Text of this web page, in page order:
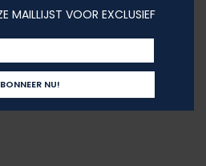
MAILLIJST VOOR EXCLUSIEF